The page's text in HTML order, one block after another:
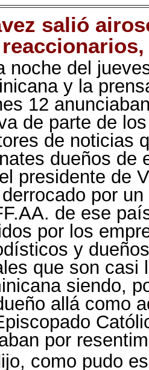
salió
noche del
y la
12
de parte de
de noticias
dueños de
presidente de
por
de ese
por los
y
que son casi
siendo,
allá como
por
como pudo